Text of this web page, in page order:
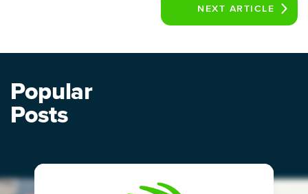
NEXT ARTICLE
Popular
Posts